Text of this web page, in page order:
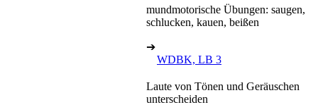
mundmotorische Übungen: saugen,
schlucken, kauen, beißen
➔
WDBK, LB 3
Laute von Tönen und Geräuschen
unterscheiden